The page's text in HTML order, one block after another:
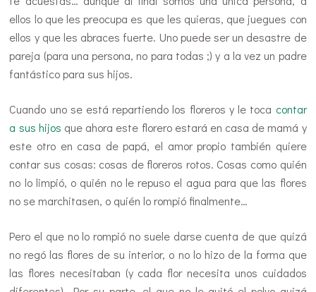
ellos lo que les preocupa es que les quieras, que juegues con
ellos y que les abraces fuerte. Uno puede ser un desastre de
pareja (para una persona, no para todas ;) y a la vez un padre
fantástico para sus hijos.
Cuando uno se está repartiendo los floreros y le toca contar
a sus hijos que ahora este florero estará en casa de mamá y
este otro en casa de papá, el amor propio también quiere
contar sus cosas: cosas de floreros rotos. Cosas como quién
no lo limpió, o quién no le repuso el agua para que las flores
no se marchitasen, o quién lo rompió finalmente…
Pero el que no lo rompió no suele darse cuenta de que quizá
no regó las flores de su interior, o no lo hizo de la forma que
las flores necesitaban (y cada flor necesita unos cuidados